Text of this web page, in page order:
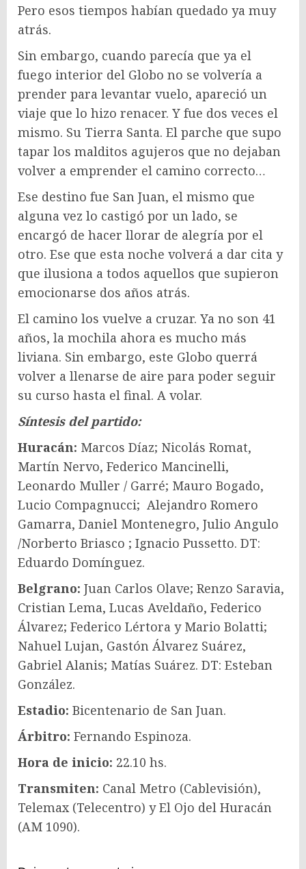
Pero esos tiempos habían quedado ya muy
atrás.
Sin embargo, cuando parecía que ya el
fuego interior del Globo no se volvería a
prender para levantar vuelo, apareció un
viaje que lo hizo renacer. Y fue dos veces el
mismo. Su Tierra Santa. El parche que supo
tapar los malditos agujeros que no dejaban
volver a emprender el camino correcto…
Ese destino fue San Juan, el mismo que
alguna vez lo castigó por un lado, se
encargó de hacer llorar de alegría por el
otro. Ese que esta noche volverá a dar cita y
que ilusiona a todos aquellos que supieron
emocionarse dos años atrás.
El camino los vuelve a cruzar. Ya no son 41
años, la mochila ahora es mucho más
liviana. Sin embargo, este Globo querrá
volver a llenarse de aire para poder seguir
su curso hasta el final. A volar.
Síntesis del partido:
Huracán: Marcos Díaz; Nicolás Romat,
Martín Nervo, Federico Mancinelli,
Leonardo Muller / Garré; Mauro Bogado,
Lucio Compagnucci; Alejandro Romero
Gamarra, Daniel Montenegro, Julio Angulo
/Norberto Briasco ; Ignacio Pussetto. DT:
Eduardo Domínguez.
Belgrano: Juan Carlos Olave; Renzo Saravia,
Cristian Lema, Lucas Aveldaño, Federico
Álvarez; Federico Lértora y Mario Bolatti;
Nahuel Lujan, Gastón Álvarez Suárez,
Gabriel Alanis; Matías Suárez. DT: Esteban
González.
Estadio: Bicentenario de San Juan.
Árbitro: Fernando Espinoza.
Hora de inicio: 22.10 hs.
Transmiten: Canal Metro (Cablevisión),
Telemax (Telecentro) y El Ojo del Huracán
(AM 1090).